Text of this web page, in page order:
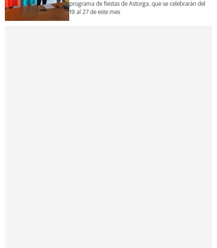
programa de fiestas de Astorga, que se celebrarán del
19 al 27 de este mes